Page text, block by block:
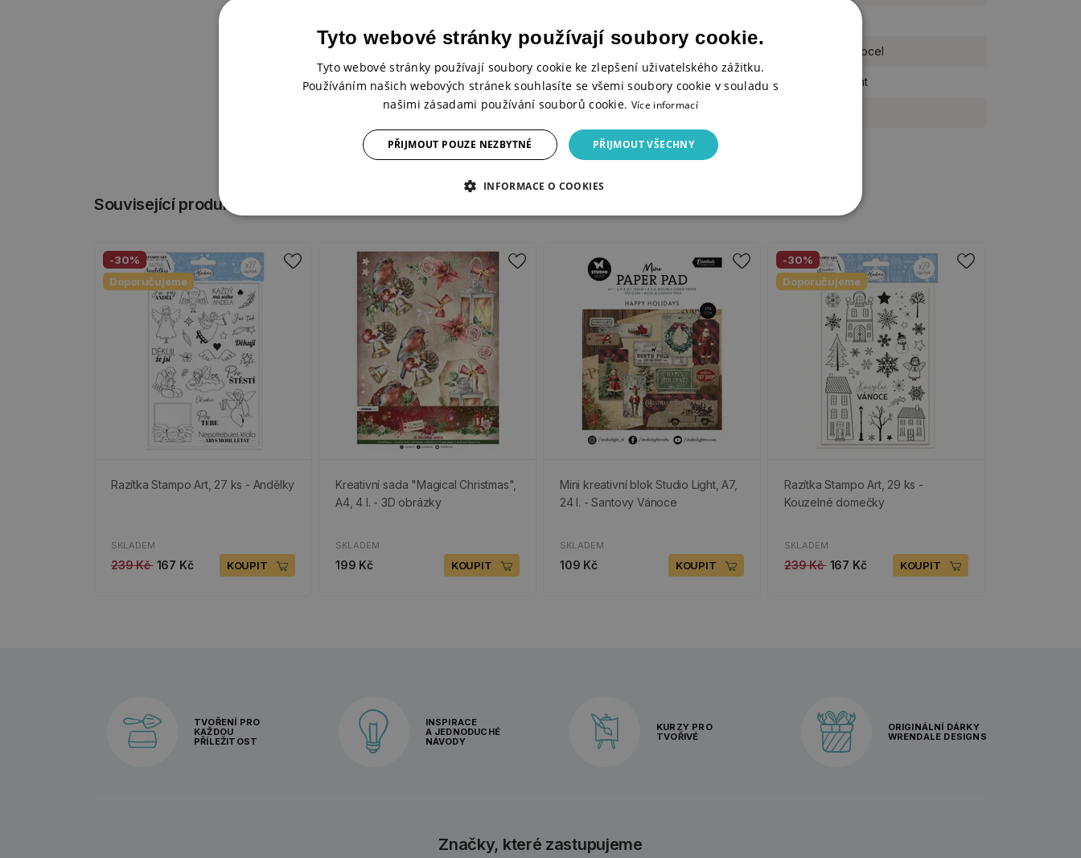
Materiál nerezová ocel
Designér Studio Light
Kolekce Studio Light
Související produkty
-30%
Doporučujeme
Razítka Stampo Art, 27 ks - Andělky
SKLADEM
239 Kč 167 Kč KOUPIT
Kreativní sada "Magical Christmas",
A4, 4 l. - 3D obrázky
SKLADEM
199 Kč KOUPIT
Mini kreativní blok Studio Light, A7,
24 l. - Santovy Vánoce
SKLADEM
109 Kč KOUPIT
-30%
Doporučujeme
Razítka Stampo Art, 29 ks -
Kouzelné domečky
SKLADEM
239 Kč 167 Kč KOUPIT
TVOŘENÍ PRO
KAŽDOU
PŘÍLEŽITOST
INSPIRACE
A JEDNODUCHÉ
NÁVODY
KURZY PRO
TVOŘIVÉ
ORIGINÁLNÍ DÁRKY
WRENDALE DESIGNS
Značky, které zastupujeme
Tyto webové stránky používají soubory cookie.
Tyto webové stránky používají soubory cookie ke zlepšení uživatelského zážitku.
Používáním našich webových stránek souhlasíte se všemi soubory cookie v souladu s
našimi zásadami používání souborů cookie. Více informací
PŘIJMOUT VŠECHNY
PŘIJMOUT POUZE NEZBYTNÉ
INFORMACE O COOKIES